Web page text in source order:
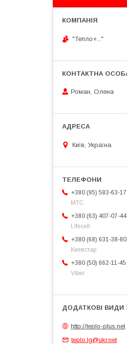
"Тепло+..."
Роман, Олена
Київ, Україна
+380 (95) 583-63-17
МТС
+380 (63) 407-07-44
Lifecell
+380 (68) 631-38-80
Киевстар
+380 (50) 662-11-45
Viber
http://teplo-plus.net
teplo.lg@ukr.net